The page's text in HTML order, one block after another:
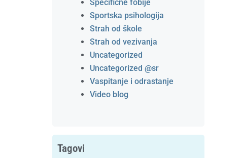
Specifične fobije
Sportska psihologija
Strah od škole
Strah od vezivanja
Uncategorized
Uncategorized @sr
Vaspitanje i odrastanje
Video blog
Tagovi